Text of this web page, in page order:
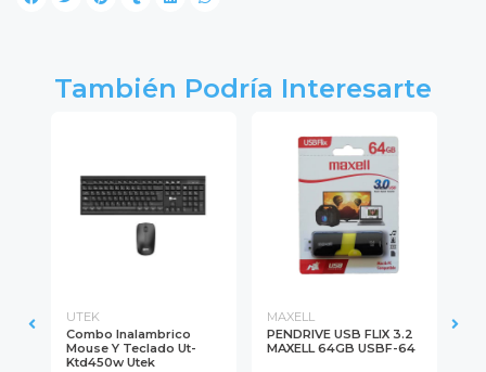
También Podría Interesarte
UTEK
Combo Inalambrico
Mouse Y Teclado Ut-
Ktd450w Utek
MAXELL
PENDRIVE USB FLIX 3.2
MAXELL 64GB USBF-64